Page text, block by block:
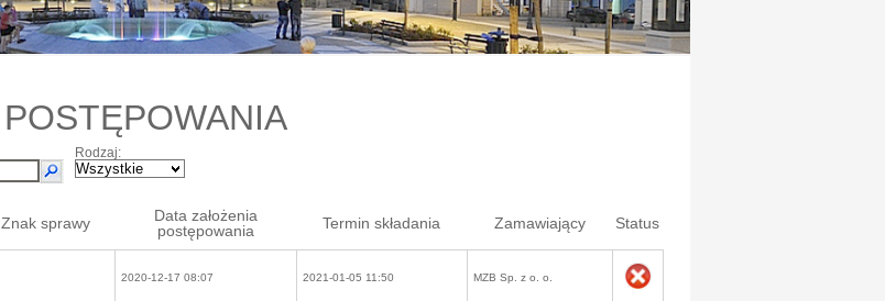
POSTĘPOWANIA
Rodzaj:
Znak sprawy
Data założenia
postępowania
Termin składania Zamawiający Status
2020-12-17 08:07 2021-01-05 11:50 MZB Sp. z o. o.